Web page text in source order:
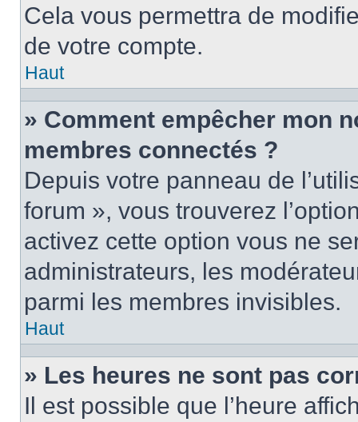
Cela vous permettra de
de votre compte.
Haut
» Comment empêcher mon
membres connectés ?
Depuis votre panneau de
forum », vous trouverez
activez cette option vous ne
administrateurs, les
parmi les membres invisibles.
Haut
» Les heures ne sont pas
Il est possible que l’heure